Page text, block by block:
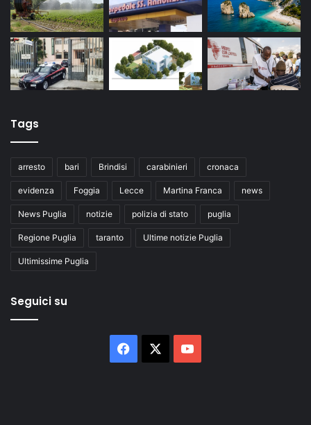
Tags
arresto bari Brindisi carabinieri cronaca
evidenza Foggia Lecce Martina Franca news
News Puglia notizie polizia di stato puglia
Regione Puglia taranto Ultime notizie Puglia
Ultimissime Puglia
Seguici su
Facebook